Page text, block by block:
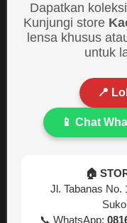
Dapatkan koleksi
Kunjungi store
lensa khusus
untuk
📍
📱 Chat
🏠
Jl. Tabanas No.
📞 WhatsApp: